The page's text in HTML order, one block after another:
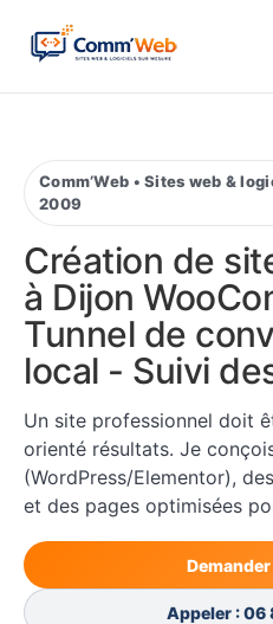
Sites web
E-commerce local
Logiciels sur mesure
Réalisations
Contact
Comm’Web • Sites web &
2009
Création de
à Dijon
Tunnel de
local - Suivi
Un site professionnel doit
orienté résultats. Je
(WordPress/Elementor),
et des pages optimisées
Appeler : 06